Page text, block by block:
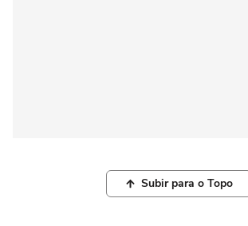
Subir para o Topo